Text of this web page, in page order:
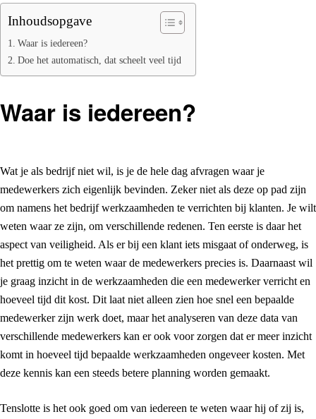
Inhoudsopgave
Waar is iedereen?
Doe het automatisch, dat scheelt veel tijd
Waar is iedereen?
Wat je als bedrijf niet wil, is je de hele dag afvragen waar je
medewerkers zich eigenlijk bevinden. Zeker niet als deze op pad zijn
om namens het bedrijf werkzaamheden te verrichten bij klanten. Je wilt
weten waar ze zijn, om verschillende redenen. Ten eerste is daar het
aspect van veiligheid. Als er bij een klant iets misgaat of onderweg, is
het prettig om te weten waar de medewerkers precies is. Daarnaast wil
je graag inzicht in de werkzaamheden die een medewerker verricht en
hoeveel tijd dit kost. Dit laat niet alleen zien hoe snel een bepaalde
medewerker zijn werk doet, maar het analyseren van deze data van
verschillende medewerkers kan er ook voor zorgen dat er meer inzicht
komt in hoeveel tijd bepaalde werkzaamheden ongeveer kosten. Met
deze kennis kan een steeds betere planning worden gemaakt.
Tenslotte is het ook goed om van iedereen te weten waar hij of zij is,